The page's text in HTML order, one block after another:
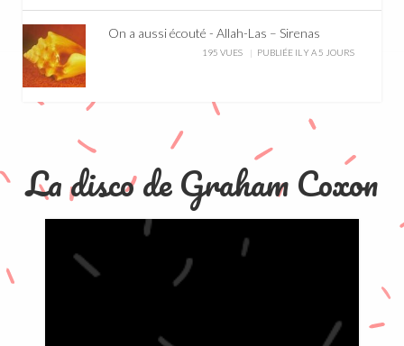
On a aussi écouté - Allah-Las – Sirenas
195 VUES PUBLIÉE IL Y A 5 JOURS
La disco de Graham Coxon